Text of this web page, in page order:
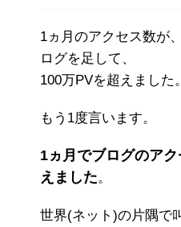
1ヵ月のアクセス数が
ログを足して、
100万PVを超えました。
もう1度言います。
1ヵ月でブログのア
えました。
世界(ネット)の片隅で